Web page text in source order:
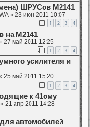
ШРУСов М2141
« 23 июн 2011 10:07
1 2 3 4
на М2141
27 май 2011 12:25
1 2 3 4
усилителя и
25 май 2011 15:20
1 2 3 4
к 41ому
« 21 апр 2011 14:28
автомобилей